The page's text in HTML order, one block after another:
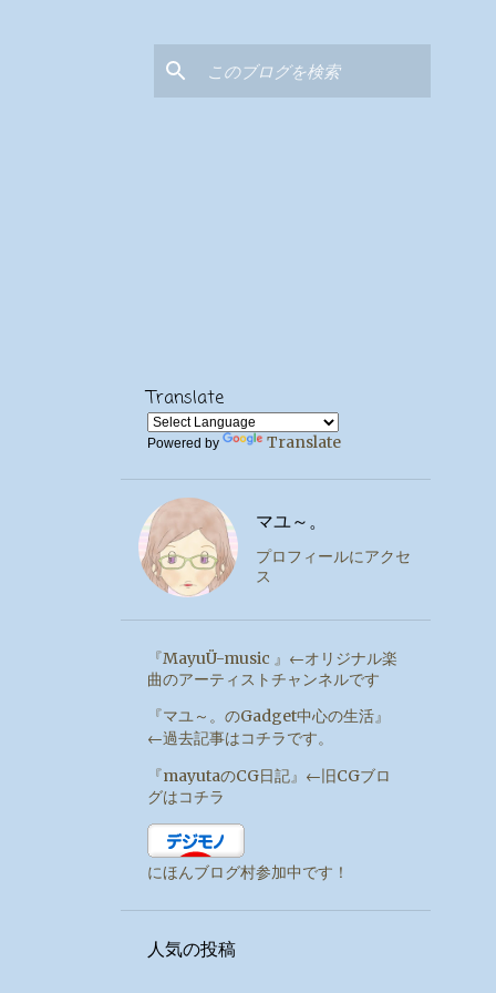
Translate
Powered by Translate
マユ～。
プロフィールにアクセ
ス
『MayuÜ-music 』←オリジナル楽
曲のアーティストチャンネルです
『マユ～。のGadget中心の生活』
←過去記事はコチラです。
『mayutaのCG日記』←旧CGブロ
グはコチラ
にほんブログ村参加中です！
人気の投稿